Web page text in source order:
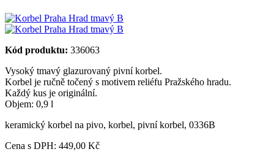
Kód produktu: 336063
Vysoký tmavý glazurovaný pivní korbel.
Korbel je ručně točený s motivem reliéfu Pražského hradu.
Každý kus je originální.
Objem: 0,9 l
keramický korbel na pivo, korbel, pivní korbel, 0336B
Cena s DPH: 449,00 Kč